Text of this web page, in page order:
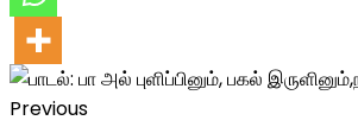
Previous